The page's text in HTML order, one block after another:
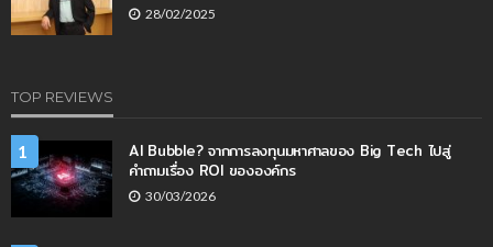
28/02/2025
TOP REVIEWS
1
AI Bubble? จากการลงทุนมหาศาลของ Big Tech ไปสู่
คำถามเรื่อง ROI ขององค์กร
30/03/2026